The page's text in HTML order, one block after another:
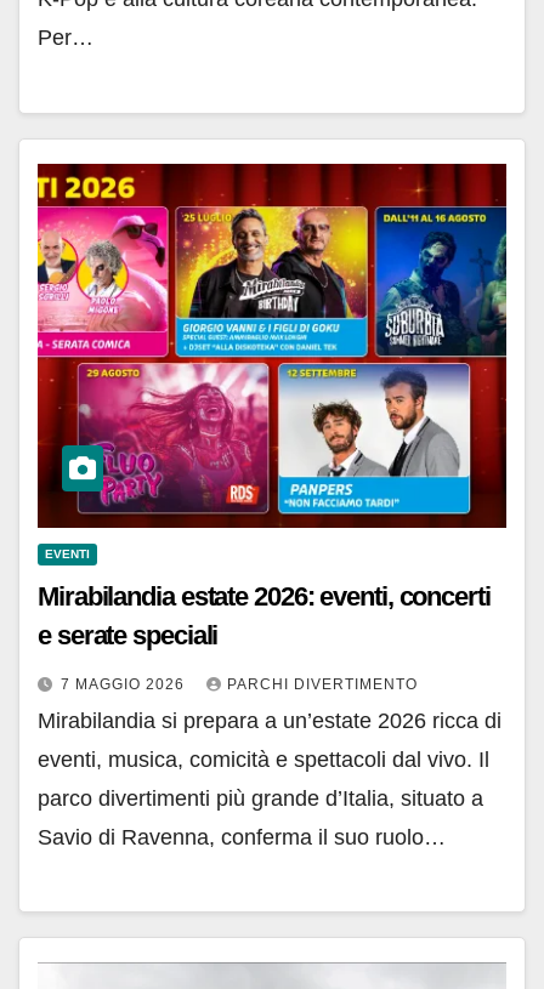
Per…
EVENTI
Mirabilandia estate 2026: eventi, concerti
e serate speciali
7 MAGGIO 2026 PARCHI DIVERTIMENTO
Mirabilandia si prepara a un’estate 2026 ricca di
eventi, musica, comicità e spettacoli dal vivo. Il
parco divertimenti più grande d’Italia, situato a
Savio di Ravenna, conferma il suo ruolo…